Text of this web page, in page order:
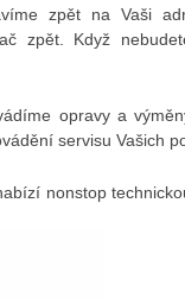
zpět na Vaši
zpět. Když
opravy a
servisu Vašich
nonstop